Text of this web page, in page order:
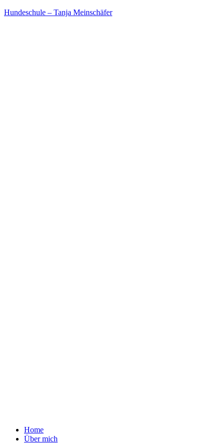
Hundeschule – Tanja Meinschäfer
Home
Über mich